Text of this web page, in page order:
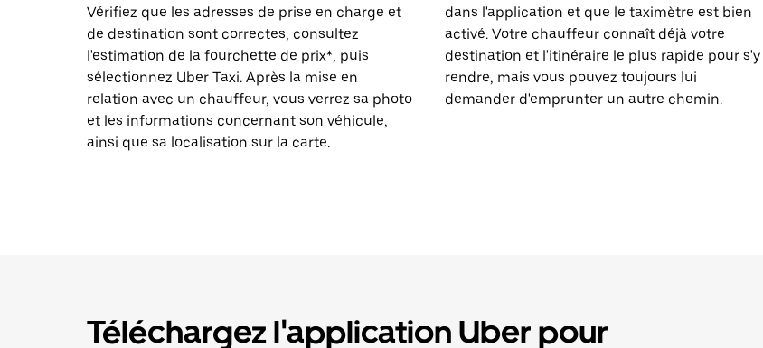
Vérifiez que les adresses de prise en charge et
de destination sont correctes, consultez
l'estimation de la fourchette de prix*, puis
sélectionnez Uber Taxi. Après la mise en
relation avec un chauffeur, vous verrez sa photo
et les informations concernant son véhicule,
ainsi que sa localisation sur la carte.
dans l'application et que le taximètre est bien
activé. Votre chauffeur connaît déjà votre
destination et l'itinéraire le plus rapide pour s'y
rendre, mais vous pouvez toujours lui
demander d'emprunter un autre chemin.
Téléchargez l'application Uber pour